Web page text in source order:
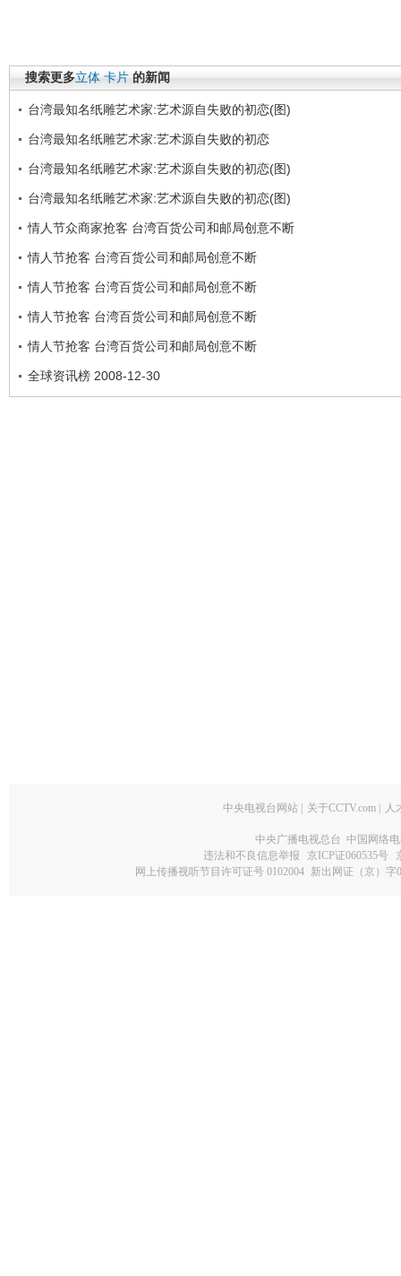
搜索更多立体 卡片 的新闻
台湾最知名纸雕艺术家:艺术源自失败的初恋(图)
台湾最知名纸雕艺术家:艺术源自失败的初恋
台湾最知名纸雕艺术家:艺术源自失败的初恋(图)
台湾最知名纸雕艺术家:艺术源自失败的初恋(图)
情人节众商家抢客 台湾百货公司和邮局创意不断
情人节抢客 台湾百货公司和邮局创意不断
情人节抢客 台湾百货公司和邮局创意不断
情人节抢客 台湾百货公司和邮局创意不断
情人节抢客 台湾百货公司和邮局创意不断
全球资讯榜 2008-12-30
中央电视台网站 关于CCTV.com 人
中央广播电视总台 中国网络
违法和不良信息举报
京ICP证060535号
网上传播视听节目许可证号 0102004 新出网证（京）